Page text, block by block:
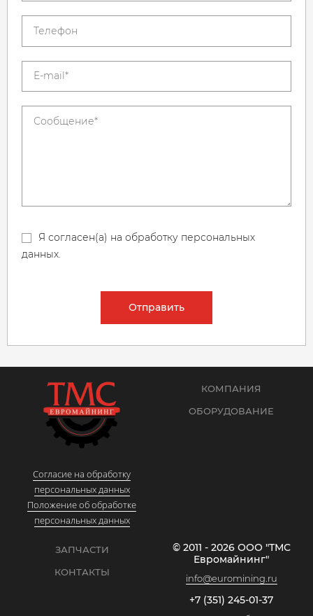
Я согласен(а) на обработку персональных
данных.
Отправить
Согласие на обработку
персональных данных
Положение об обработке
персональных данных
КОМПАНИЯ
ОБОРУДОВАНИЕ
ЗАПЧАСТИ
КОНТАКТЫ
© 2011 - 2026 ООО "ТМС
Евромайнинг"
info@euromining.ru
+7 (351) 245-01-37